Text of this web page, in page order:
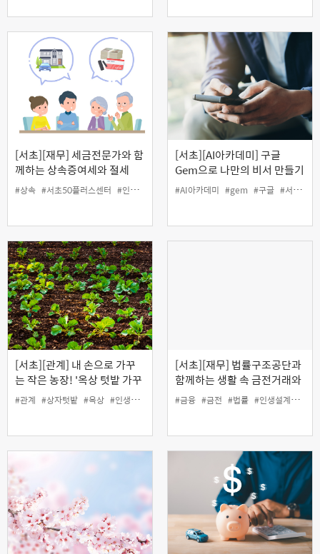
[서초][재무] 세금전문가와 함
께하는 상속증여세와 절세
Tip
#상속 #서초50플러스센터 #인생설계 #재무 #증여
[서초][AI아카데미] 구글
Gem으로 나만의 비서 만들기
(야간)
#AI아카데미 #gem #구글 #서초50플러스센터
[서초][관계] 내 손으로 가꾸
는 작은 농장! '옥상 텃밭 가꾸
기'
#관계 #상자텃밭 #옥상 #인생설계 #커뮤니티 #텃밭
[서초][재무] 법률구조공단과
함께하는 생활 속 금전거래와
채무관리 바로 알기(온라인)
#금융 #금전 #법률 #인생설계 #재무